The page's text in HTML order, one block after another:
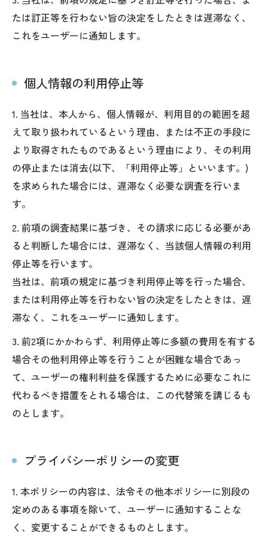
たは訂正等を行わない旨の決定をしたときは遅滞なく、
これをユーザーに通知します。
個人情報の利用停止等
1. 当社は、本人から、個人情報が、利用目的の範囲を超
えて取り扱われているという理由、または不正の手段に
より取得されたものであるという理由により、その利用
の停止または消去(以下、「利用停止等」といいます。)
を求められた場合には、遅滞なく必要な調査を行いま
す。
2. 前項の調査結果に基づき、その請求に応じる必要があ
ると判断した場合には、遅滞なく、当該個人情報の利用
停止等を行います。
当社は、前項の規定に基づき利用停止等を行った場合、
または利用停止等を行わない旨の決定をしたときは、遅
滞なく、これをユーザーに通知します。
3. 前2項にかかわらず、利用停止等に多額の費用を有する
場合その他利用停止等を行うことが困難な場合であっ
て、ユーザーの権利利益を保護するために必要なこれに
代わるべき措置をとれる場合は、この代替策を講じるも
のとします。
プライバシーポリシーの変更
1. 本ポリシーの内容は、法令その他本ポリシーに別段の
定めのある事項を除いて、ユーザーに通知することな
く、変更することができるものとします。